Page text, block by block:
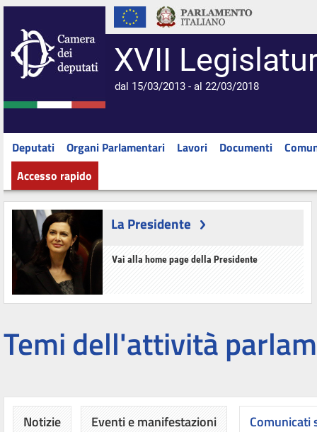
XVII
dal 15/03/2013 - al 22/03/2018
Deputati Organi Parlamentari Lavori Documenti
Accesso rapido
La Presidente
Vai alla home page della Presidente
Temi dell'attività
Notizie Eventi e manifestazioni Comunicati